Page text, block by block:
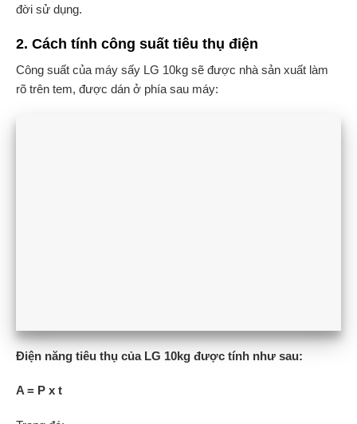
đời sử dụng.
2. Cách tính công suất tiêu thụ điện
Công suất của máy sấy LG 10kg sẽ được nhà sản xuất làm
rõ trên tem, được dán ở phía sau máy:
Điện năng tiêu thụ của LG 10kg được tính như sau:
A = P x t